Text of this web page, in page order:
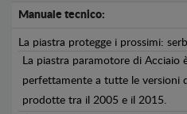
Manuale tecnico:
La piastra protegge i prossimi:
La piastra paramotore di Acciaio
perfettamente a tutte le versioni
prodotte tra il 2005 e il 2015.